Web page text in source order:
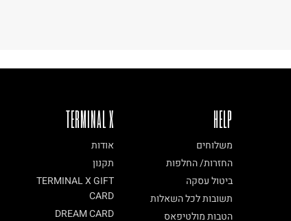
TERMINAL X
אודות
תקנון
TERMINAL X GIFT
CARD
DREAM CARD
HELP
משלוחים
החזרות/ החלפות
ביטול עסקה
תשובות לכל השאלות
הטבות מולטיפאס